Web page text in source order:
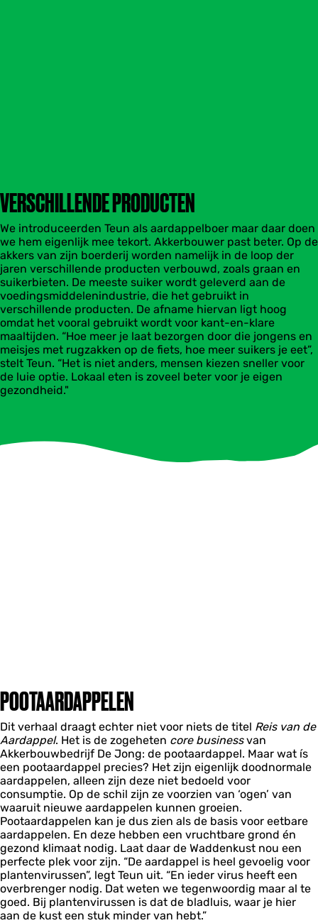
VERSCHILLENDE PRODUCTEN
We introduceerden Teun als aardappelboer maar daar doen
we hem eigenlijk mee tekort. Akkerbouwer past beter. Op de
akkers van zijn boerderij worden namelijk in de loop der
jaren verschillende producten verbouwd, zoals graan en
suikerbieten. De meeste suiker wordt geleverd aan de
voedingsmiddelenindustrie, die het gebruikt in
verschillende producten. De afname hiervan ligt hoog
omdat het vooral gebruikt wordt voor kant-en-klare
maaltijden. “Hoe meer je laat bezorgen door die jongens en
meisjes met rugzakken op de fiets, hoe meer suikers je eet”,
stelt Teun. “Het is niet anders, mensen kiezen sneller voor
de luie optie. Lokaal eten is zoveel beter voor je eigen
gezondheid."
POOTAARDAPPELEN
Dit verhaal draagt echter niet voor niets de titel Reis van de
Aardappel. Het is de zogeheten core businessvan
Akkerbouwbedrijf De Jong: de pootaardappel. Maar wat ís
een pootaardappel precies? Het zijn eigenlijk doodnormale
aardappelen, alleen zijn deze niet bedoeld voor
consumptie. Op de schil zijn ze voorzien van ‘ogen’ van
waaruit nieuwe aardappelen kunnen groeien.
Pootaardappelen kan je dus zien als de basis voor eetbare
aardappelen. En deze hebben een vruchtbare grond én
gezond klimaat nodig. Laat daar de Waddenkust nou een
perfecte plek voor zijn. “De aardappel is heel gevoelig voor
plantenvirussen”, legt Teun uit. “En ieder virus heeft een
overbrenger nodig. Dat weten we tegenwoordig maar al te
goed. Bij plantenvirussen is dat de bladluis, waar je hier
aan de kust een stuk minder van hebt.”